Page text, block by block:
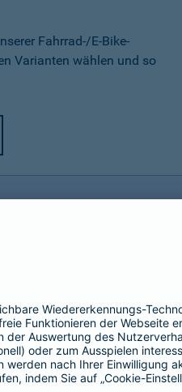
Fahrrad-/E-Bike-
Varianten wählen und so
im Detail